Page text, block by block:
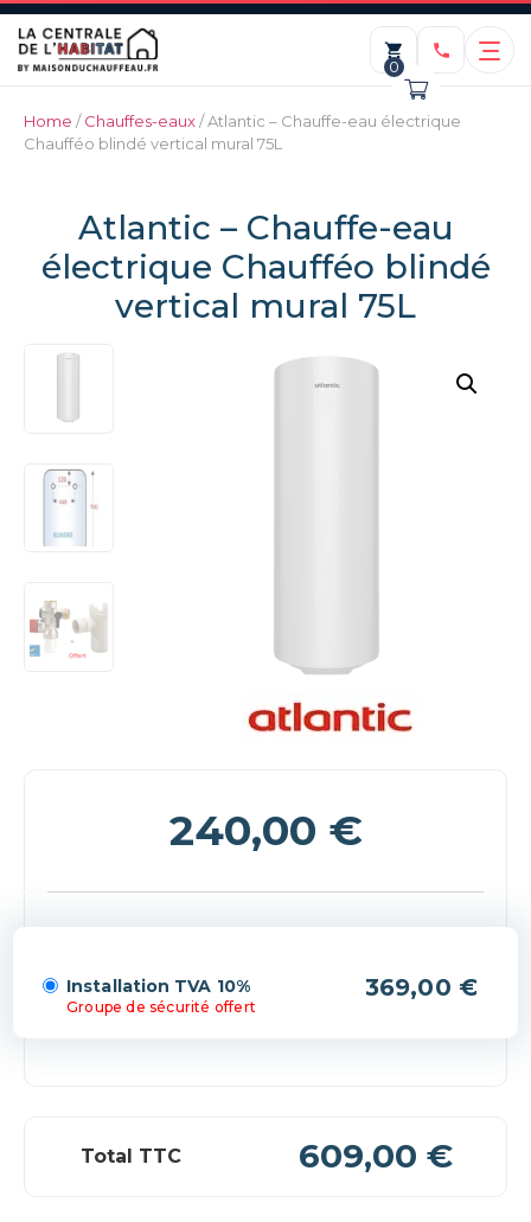
0
thermostatique
Home /Chauffes-eaux/ Atlantic – Chauffe-eau électrique
Chaufféo blindé vertical mural 75L
Atlantic – Chauffe-eau
électrique Chaufféo blindé
vertical mural 75L
240,00 €
Installation TVA 10% (+369,00 €)
Groupe de sécurité offert
Total TTC 609,00 €